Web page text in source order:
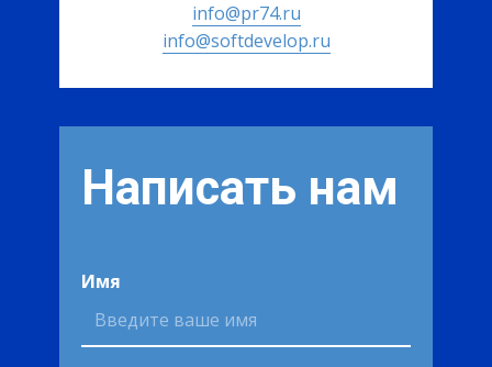
info@pr74.ru
info@softdevelop.ru
Написать нам
Имя